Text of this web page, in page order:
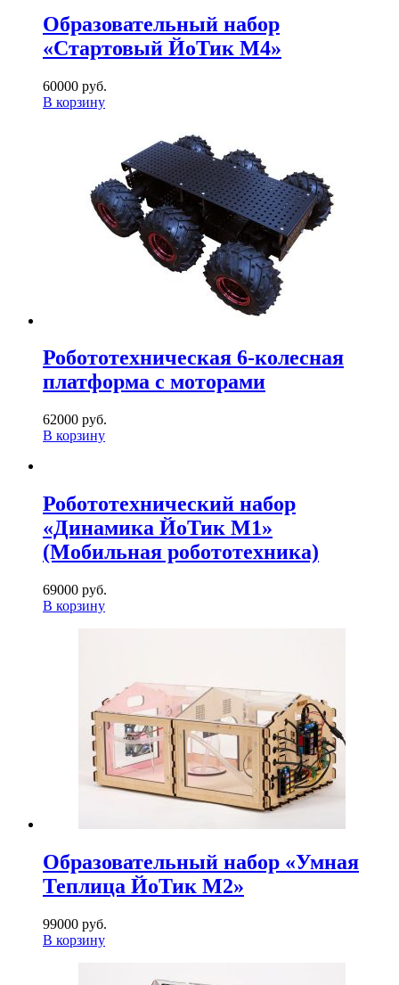
Образовательный набор
«Стартовый ЙоТик М4»
60000 руб.
В корзину
Робототехническая 6-колесная
платформа с моторами
62000 руб.
В корзину
Робототехнический набор
«Динамика ЙоТик М1»
(Мобильная робототехника)
69000 руб.
В корзину
Образовательный набор «Умная
Теплица ЙоТик М2»
99000 руб.
В корзину